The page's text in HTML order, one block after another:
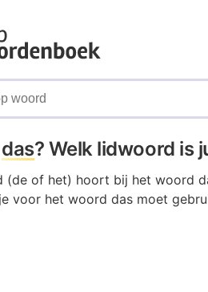
das? Welk lidwoord is
(de of het) hoort bij het woord
voor het woord das moet